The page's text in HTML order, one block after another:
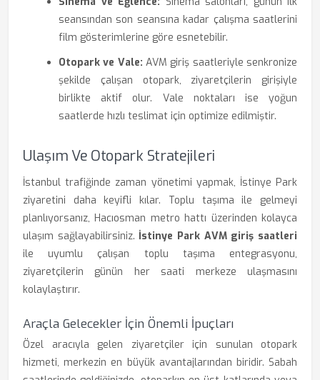
seansından son seansına kadar çalışma saatlerini
film gösterimlerine göre esnetebilir.
Otopark ve Vale: AVM giriş saatleriyle senkronize
şekilde çalışan otopark, ziyaretçilerin girişiyle
birlikte aktif olur. Vale noktaları ise yoğun
saatlerde hızlı teslimat için optimize edilmiştir.
Ulaşım Ve Otopark Stratejileri
İstanbul trafiğinde zaman yönetimi yapmak, İstinye Park
ziyaretini daha keyifli kılar. Toplu taşıma ile gelmeyi
planlıyorsanız, Hacıosman metro hattı üzerinden kolayca
ulaşım sağlayabilirsiniz. İstinye Park AVM giriş saatleri
ile uyumlu çalışan toplu taşıma entegrasyonu,
ziyaretçilerin günün her saati merkeze ulaşmasını
kolaylaştırır.
Araçla Gelecekler İçin Önemli İpuçları
Özel aracıyla gelen ziyaretçiler için sunulan otopark
hizmeti, merkezin en büyük avantajlarından biridir. Sabah